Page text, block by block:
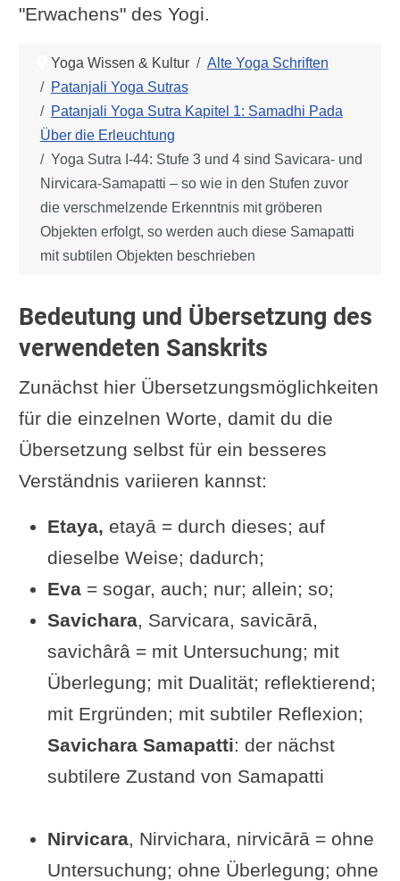
"Erwachens" des Yogi.
Yoga Wissen & Kultur
Alte Yoga Schriften
Patanjali Yoga Sutras
Patanjali Yoga Sutra Kapitel 1: Samadhi Pada
Über die Erleuchtung
Yoga Sutra I-44: Stufe 3 und 4 sind Savicara- und
Nirvicara-Samapatti – so wie in den Stufen zuvor
die verschmelzende Erkenntnis mit gröberen
Objekten erfolgt, so werden auch diese Samapatti
mit subtilen Objekten beschrieben
Bedeutung und Übersetzung des
verwendeten Sanskrits
Zunächst hier Übersetzungsmöglichkeiten
für die einzelnen Worte, damit du die
Übersetzung selbst für ein besseres
Verständnis variieren kannst:
Etaya, etayā = durch dieses; auf
dieselbe Weise; dadurch;
Eva= sogar, auch; nur; allein; so;
Savichara, Sarvicara, savicārā,
savichârâ = mit Untersuchung; mit
Überlegung; mit Dualität; reflektierend;
mit Ergründen; mit subtiler Reflexion;
Savichara Samapatti: der nächst
subtilere Zustand von Samapatti
Nirvicara, Nirvichara, nirvicārā = ohne
Untersuchung; ohne Überlegung; ohne